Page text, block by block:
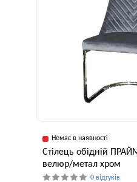
Немає в наявності
Стілець обідній
велюр/метал хром
0 відгуків